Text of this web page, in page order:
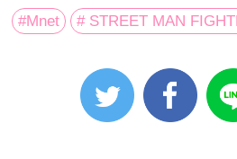
よび韓国エンタメ動画配信サー
運営するCJ ENM Japanは、男
シャルトークショーとビハイン
送・初配信することを決定した
#Mnet # STREET MAN